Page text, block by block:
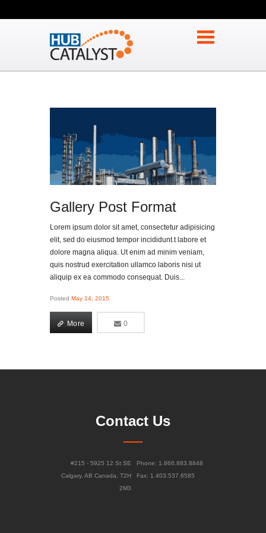
Gallery Post Format
Lorem ipsum dolor sit amet, consectetur adipisicing
elit, sed do eiusmod tempor incididunt.t labore et
dolore magna aliqua. Ut enim ad minim veniam,
quis nostrud exercitation ullamco laboris nisi ut
aliquip ex ea commodo consequat. Duis...
Posted May 14, 2015
More
More 0
Contact Us
Phone: 1.866.883.8848
Fax: 1.403.537.6585
#215 - 5925 12 St SE
Calgary, AB Canada, T2H
2M3